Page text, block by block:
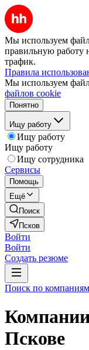
Мы используем
правильную работу
трафик.
Правила
Мы используем
файлов cookie
Понятно
Ищу работу
Ищу работу
Ищу работу
Ищу сотрудника
Сервисы
Помощь
Ещё
Поиск
Псков
Войти
Войти
Создать резюме
Поиск по компаниям
Пскове